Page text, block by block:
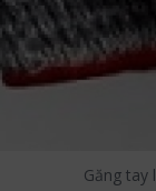
Găng tay